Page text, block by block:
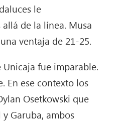
le
de la línea. Musa
ventaja de 21-25.
fue imparable.
En ese contexto los
Osetkowski que
Garuba, ambos